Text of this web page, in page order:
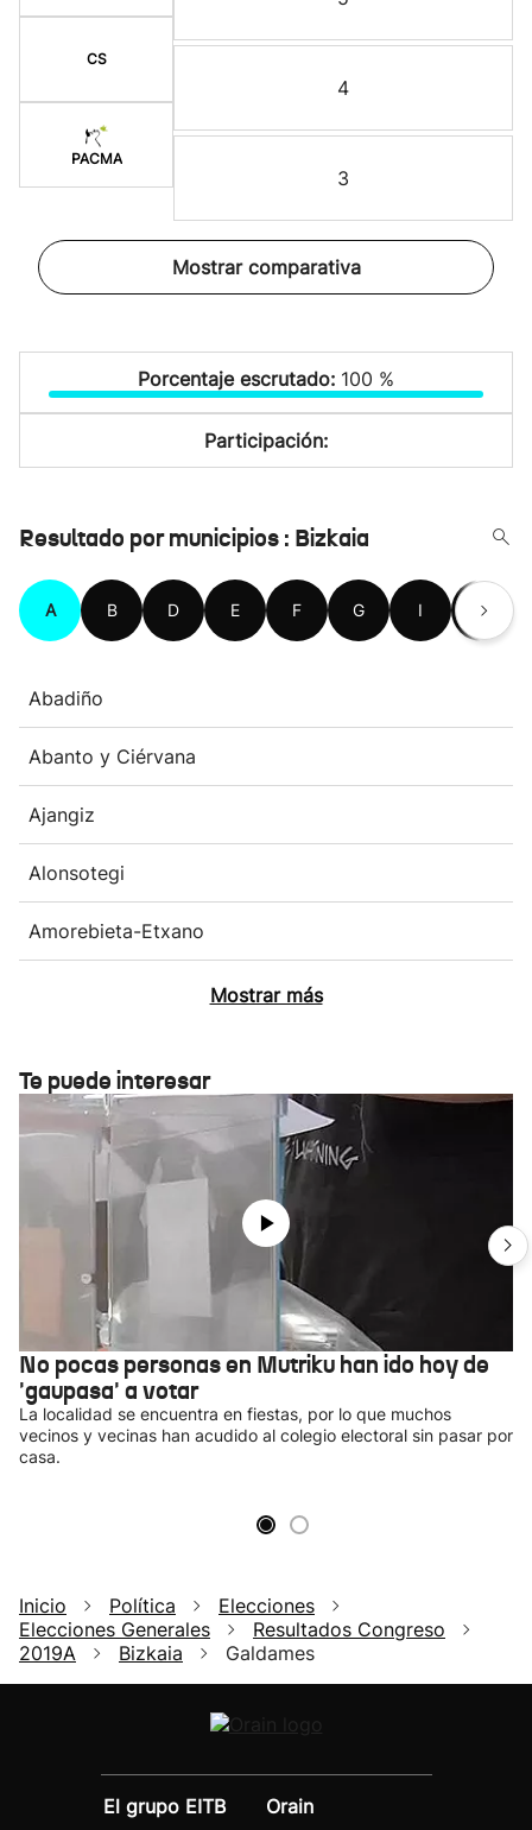
CS
PACMA
4
3
Mostrar comparativa
Porcentaje escrutado: 100 %
Participación:
Resultado por municipios : Bizkaia
A B D E F G I K
Abadiño
Abanto y Ciérvana
Ajangiz
Alonsotegi
Amorebieta-Etxano
Mostrar más
Te puede interesar
No pocas personas en Mutriku han ido hoy de
'gaupasa' a votar
La localidad se encuentra en fiestas, por lo que muchos
vecinos y vecinas han acudido al colegio electoral sin pasar por
casa.
Inicio Política
Elecciones
Elecciones Generales
Resultados Congreso
2019A
Bizkaia Galdames
El grupo EITB
Orain